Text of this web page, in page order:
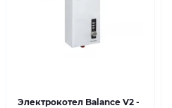
Электрокотел Balance V2 -